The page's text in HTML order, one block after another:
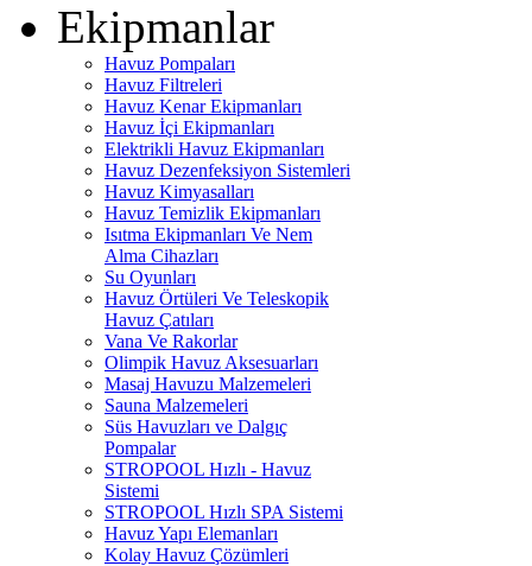
Ekipmanlar
Havuz Pompaları
Havuz Filtreleri
Havuz Kenar Ekipmanları
Havuz İçi Ekipmanları
Elektrikli Havuz Ekipmanları
Havuz Dezenfeksiyon Sistemleri
Havuz Kimyasalları
Havuz Temizlik Ekipmanları
Isıtma Ekipmanları Ve Nem
Alma Cihazları
Su Oyunları
Havuz Örtüleri Ve Teleskopik
Havuz Çatıları
Vana Ve Rakorlar
Olimpik Havuz Aksesuarları
Masaj Havuzu Malzemeleri
Sauna Malzemeleri
Süs Havuzları ve Dalgıç
Pompalar
STROPOOL Hızlı - Havuz
Sistemi
STROPOOL Hızlı SPA Sistemi
Havuz Yapı Elemanları
Kolay Havuz Çözümleri